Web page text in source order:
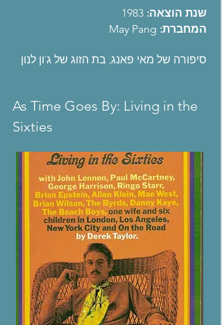
שנת הוצאה:
המחברת:
סיפורה של מאי פאנג, בת הזוג של ג'ון לנון
As Time Goes By: Living in the
Sixties